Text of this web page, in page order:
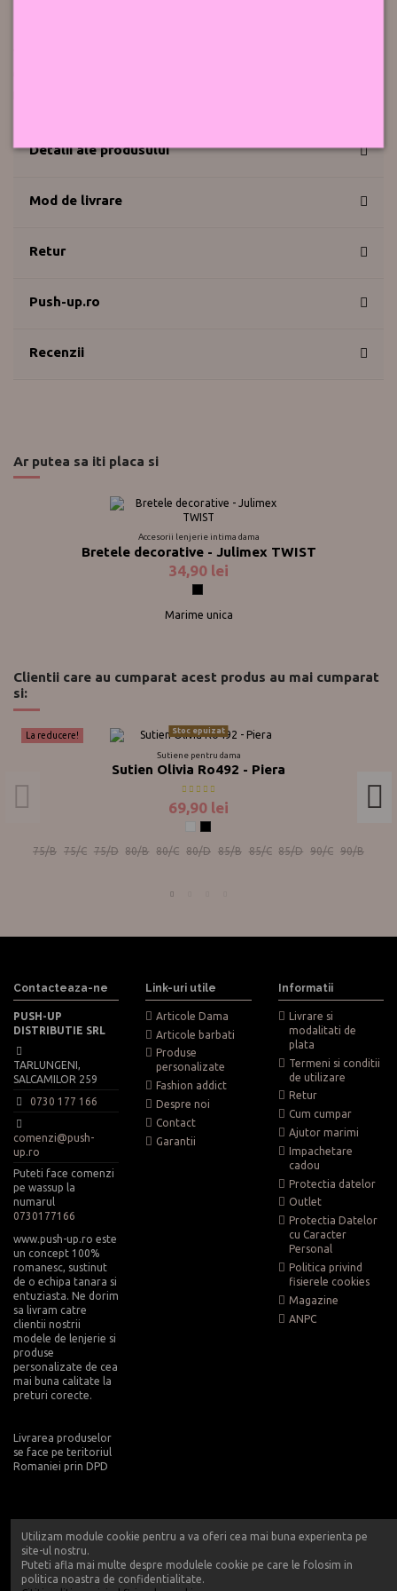
Detalii ale produsului
Mod de livrare
Retur
Push-up.ro
Recenzii
Ar putea sa iti placa si
Accesorii lenjerie intima dama
Bretele decorative - Julimex TWIST
34,90 lei
Negru
Marime unica
Clientii care au cumparat acest produs au mai cumparat
si:
La reducere! Stoc epuizat
Sutiene pentru dama
Sutien Olivia Ro492 - Piera
69,90 lei
AlbNegru
75/B
75/C 75/D 80/B 80/C 80/D 85/B 85/C 85/D 90/C 90/B
Contacteaza-ne
PUSH-UP
DISTRIBUTIE SRL
TARLUNGENI,
SALCAMILOR 259
0730 177 166
comenzi@push-
up.ro
Puteti face comenzi
pe wassup la
numarul
0730177166
www.push-up.ro este
un concept 100%
romanesc, sustinut
de o echipa tanara si
entuziasta. Ne dorim
sa livram catre
clientii nostrii
modele de lenjerie si
produse
personalizate de cea
mai buna calitate la
preturi corecte.
Livrarea produselor
se face pe teritoriul
Romaniei prin DPD
Link-uri utile
Articole Dama
Articole barbati
Produse
personalizate
Fashion addict
Despre noi
Contact
Garantii
Informatii
Livrare si
modalitati de
plata
Termeni si conditii
de utilizare
Retur
Cum cumpar
Ajutor marimi
Impachetare
cadou
Protectia datelor
Outlet
Protectia Datelor
cu Caracter
Personal
Politica privind
fisierele cookies
Magazine
ANPC
Utilizam module cookie pentru a va oferi cea mai buna experienta pe
site-ul nostru.
Puteti afla mai multe despre modulele cookie pe care le folosim in
politica noastra de confidentialitate.